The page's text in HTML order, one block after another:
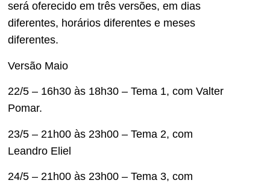
será oferecido em três versões, em dias
diferentes, horários diferentes e meses
diferentes.
Versão Maio
22/5 – 16h30 às 18h30 – Tema 1, com Valter
Pomar.
23/5 – 21h00 às 23h00 – Tema 2, com
Leandro Eliel
24/5 – 21h00 às 23h00 – Tema 3, com